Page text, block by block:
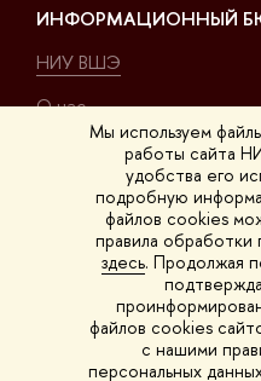
Мы используем
работы сайта
удобства его
подробную
файлов cookies
правила обработки
здесь. Продолжая
файлов cookies
с нашими
персональных
ИНФОРМАЦИОННЫЙ
НИУ ВШЭ
О нас
КОНТАКТЫ
Покровский б-р, 11, K-411
на карте
на Покровке
schola@hse.ru